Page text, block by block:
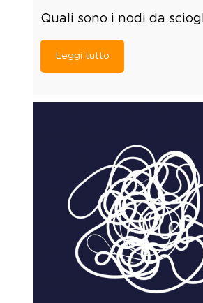
Quali sono i nodi da
Leggi tutto